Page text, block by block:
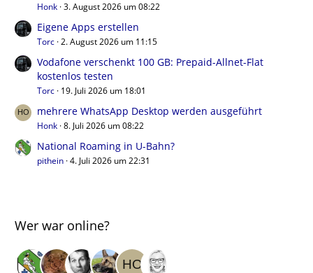
Honk 3. August 2026 um 08:22
Eigene Apps erstellen
Torc 2. August 2026 um 11:15
Vodafone verschenkt 100 GB: Prepaid-Allnet-Flat
kostenlos testen
Torc 19. Juli 2026 um 18:01
mehrere WhatsApp Desktop werden ausgeführt
Honk 8. Juli 2026 um 08:22
National Roaming in U-Bahn?
pithein 4. Juli 2026 um 22:31
Wer war online?